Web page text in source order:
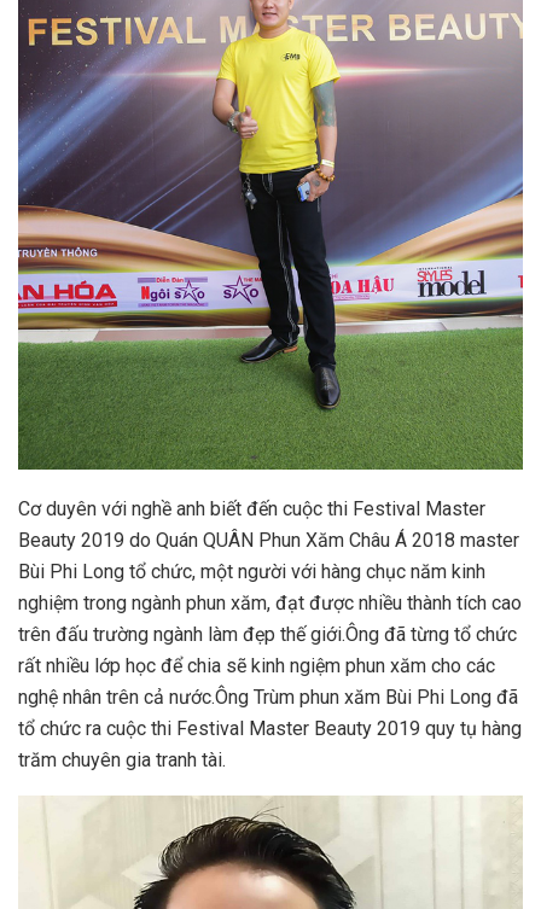
Cơ duyên với nghề anh biết đến cuộc thi Festival Master
Beauty 2019 do Quán QUÂN Phun Xăm Châu Á 2018 master
Bùi Phi Long tổ chức, một người với hàng chục năm kinh
nghiệm trong ngành phun xăm, đạt được nhiều thành tích cao
trên đấu trường ngành làm đẹp thế giới.Ông đã từng tổ chức
rất nhiều lớp học để chia sẽ kinh ngiệm phun xăm cho các
nghệ nhân trên cả nước.Ông Trùm phun xăm Bùi Phi Long đã
tổ chức ra cuộc thi Festival Master Beauty 2019 quy tụ hàng
trăm chuyên gia tranh tài.